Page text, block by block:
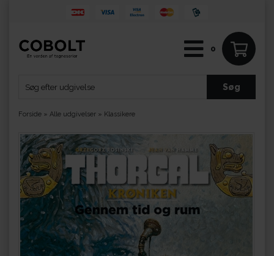
0
Forside » Alle udgivelser » Klassikere